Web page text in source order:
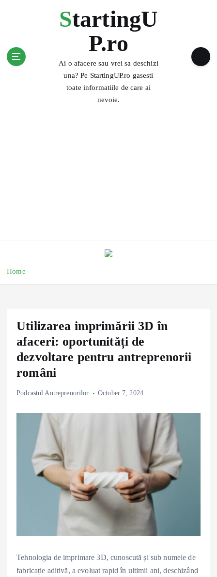
StartingU
P.ro
Ai o afacere sau vrei sa deschizi
una? Pe StartingUP.ro gasesti
toate informatiile de care ai
nevoie.
Home
Utilizarea imprimării 3D în
afaceri: oportunități de
dezvoltare pentru antreprenorii
români
Podcastul Antreprenorilor October 7, 2024
Tehnologia de imprimare 3D, cunoscută și sub numele de
fabricație aditivă, a evoluat rapid în ultimii ani, deschizând